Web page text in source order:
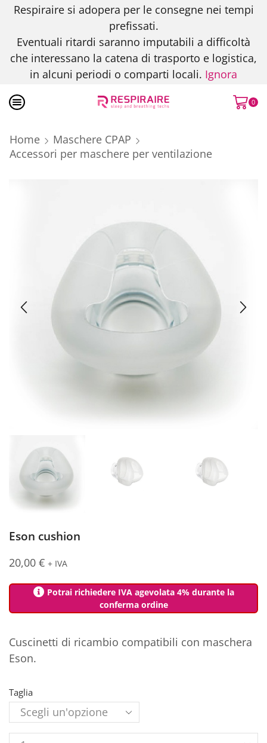
Respiraire si adopera per le consegne nei tempi
prefissati.
Eventuali ritardi saranno imputabili a difficoltà
che interessano la catena di trasporto e logistica,
in alcuni periodi o comparti locali. Ignora
0
Home
Maschere CPAP
Accessori per maschere per ventilazione
Eson cushion
20,00 € + IVA
Potrai richiedere IVA agevolata 4% durante la
conferma ordine
Cuscinetti di ricambio compatibili con maschera
Eson.
Taglia